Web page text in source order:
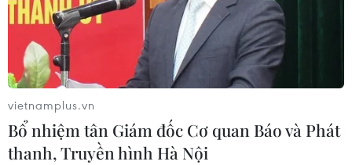
vietnamplus.vn
Bổ nhiệm tân Giám đốc Cơ quan Báo và Phát
thanh, Truyền hình Hà Nội